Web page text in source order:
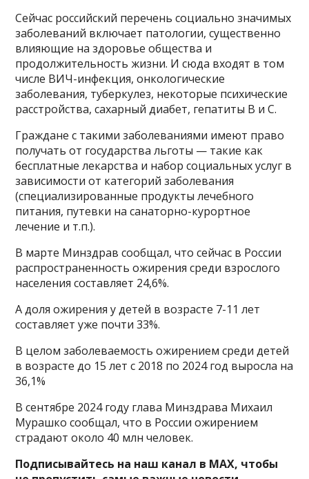
Сейчас российский перечень социально значимых
заболеваний включает патологии, существенно
влияющие на здоровье общества и
продолжительность жизни. И сюда входят в том
числе ВИЧ-инфекция, онкологические
заболевания, туберкулез, некоторые психические
расстройства, сахарный диабет, гепатиты B и C.
Граждане с такими заболеваниями имеют право
получать от государства льготы — такие как
бесплатные лекарства и набор социальных услуг в
зависимости от категорий заболевания
(специализированные продукты лечебного
питания, путевки на санаторно-курортное
лечение и т.п.).
В марте Минздрав сообщал, что сейчас в России
распространенность ожирения среди взрослого
населения составляет 24,6%.
А доля ожирения у детей в возрасте 7-11 лет
составляет уже почти 33%.
В целом заболеваемость ожирением среди детей
в возрасте до 15 лет с 2018 по 2024 год выросла на
36,1%
В сентябре 2024 году глава Минздрава Михаил
Мурашко сообщал, что в России ожирением
страдают около 40 млн человек.
Подписывайтесь на наш канал в MAX, чтобы